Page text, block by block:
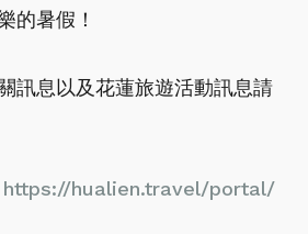
的暑假！
訊息以及花蓮旅遊活動訊息請
https://hualien.travel/portal/